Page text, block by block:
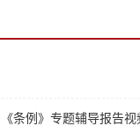
条例》专题辅导报告视